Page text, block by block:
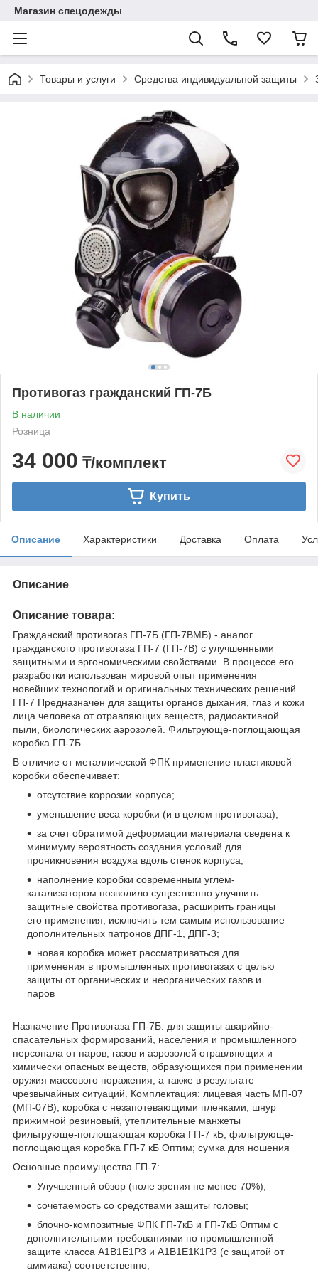
Магазин спецодежды
Товары и услуги Средства индивидуальной защиты
Противогаз гражданский ГП-7Б
В наличии
Розница
34 000 ₸/комплект
Купить
Описание Характеристики Доставка Оплата
Описание
Описание товара:
Гражданский противогаз ГП-7Б (ГП-7ВМБ) - аналог
гражданского противогаза ГП-7 (ГП-7В) с улучшенными
защитными и эргономическими свойствами. В процессе его
разработки использован мировой опыт применения
новейших технологий и оригинальных технических решений.
ГП-7 Предназначен для защиты органов дыхания, глаз и кожи
лица человека от отравляющих веществ, радиоактивной
пыли, биологических аэрозолей. Фильтрующе-поглощающая
коробка ГП-7Б.
В отличие от металлической ФПК применение пластиковой
коробки обеспечивает:
отсутствие коррозии корпуса;
уменьшение веса коробки (и в целом противогаза);
за счет обратимой деформации материала сведена к
минимуму вероятность создания условий для
проникновения воздуха вдоль стенок корпуса;
наполнение коробки современным углем-
катализатором позволило существенно улучшить
защитные свойства противогаза, расширить границы
его применения, исключить тем самым использование
дополнительных патронов ДПГ-1, ДПГ-3;
новая коробка может рассматриваться для
применения в промышленных противогазах с целью
защиты от органических и неорганических газов и
паров
Назначение Противогаза ГП-7Б: для защиты аварийно-
спасательных формирований, населения и промышленного
персонала от паров, газов и аэрозолей отравляющих и
химически опасных веществ, образующихся при применении
оружия массового поражения, а также в результате
чрезвычайных ситуаций. Комплектация: лицевая часть МП-07
(МП-07В); коробка с незапотевающими пленками, шнур
прижимной резиновый, утеплительные манжеты
фильтрующе-поглощающая коробка ГП-7 кБ; фильтрующе-
поглощающая коробка ГП-7 кБ Оптим; сумка для ношения
Основные преимущества ГП-7:
Улучшенный обзор (поле зрения не менее 70%),
сочетаемость со средствами защиты головы;
блочно-композитные ФПК ГП-7кБ и ГП-7кБ Оптим с
дополнительными требованиями по промышленной
защите класса А1В1Е1Р3 и А1В1Е1К1Р3 (с защитой от
аммиака) соответственно,